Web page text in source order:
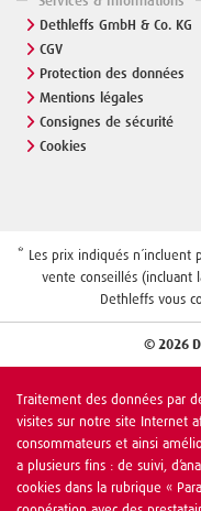
Dethleffs GmbH & Co. KG
CGV
Protection des données
Mentions légales
Consignes de sécurité
Cookies
* Les prix indiqués n´incluent
vente conseillés (incluant
Dethleffs vous
© 2026
Traitement des données par
visites sur notre site Internet
consommateurs et ainsi
a plusieurs fins : de suivi,
cookies dans la rubrique «